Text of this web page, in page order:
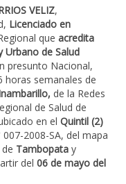
VELIZ,
Licenciado en
que acredita
Urbano de Salud
presunto Nacional,
horas semanales de
de la Redes
de Salud de
en el Quintil (2)
007-2008-SA, del mapa
Tambopata y
del 06 de mayo del